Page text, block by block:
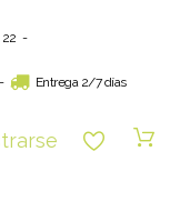
22 -
- Entrega 2/7 días